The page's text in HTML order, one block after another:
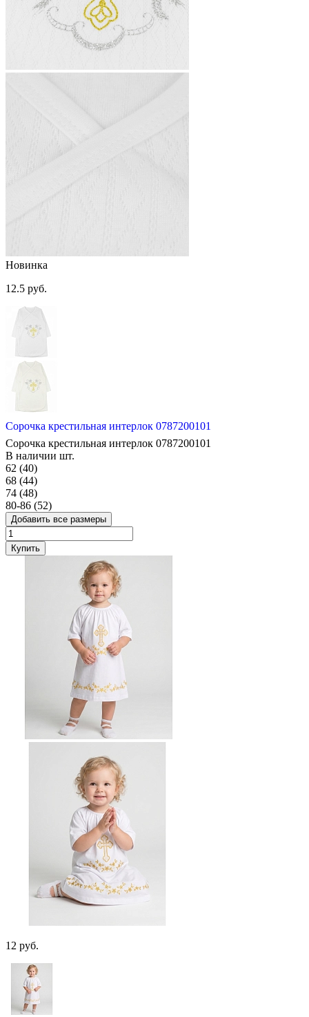
Новинка
12.5 руб.
Сорочка крестильная интерлок 0787200101
Сорочка крестильная интерлок 0787200101
В наличии шт.
62 (40)
68 (44)
74 (48)
80-86 (52)
Добавить все размеры
Купить
12 руб.